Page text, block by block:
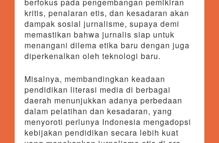
kritis, penalaran etis, dan kesadaran akan
dampak sosial jurnalisme, supaya demi
memastikan bahwa jurnalis siap untuk
menangani dilema etika baru dengan juga
diperkenalkan oleh teknologi baru.
Misalnya, membandingkan keadaan
pendidikan literasi media di berbagai
daerah menunjukkan adanya perbedaan
dalam pelatihan dan kesadaran, yang
menyoroti perlunya Indonesia mengadopsi
kebijakan pendidikan secara lebih kuat